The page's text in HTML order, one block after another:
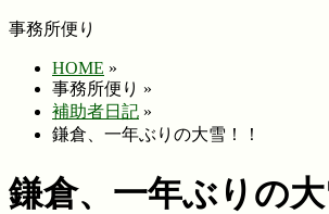
事務所便り
HOME »
事務所便り »
補助者日記 »
鎌倉、一年ぶりの大雪！！
鎌倉、一年ぶりの大